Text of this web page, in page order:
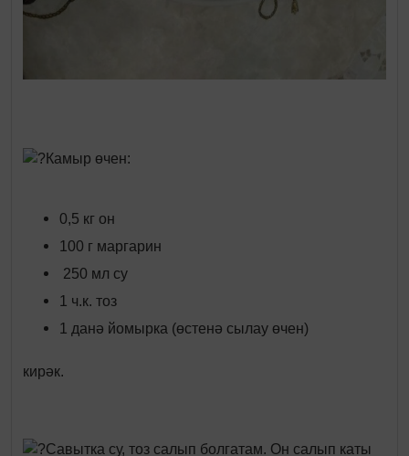
Камыр өчен:
0,5 кг он
100 г маргарин
250 мл су
1 ч.к. тоз
1 данә йомырка (өстенә сылау өчен)
кирәк.
Савытка су, тоз салып болгатам. Он салып каты